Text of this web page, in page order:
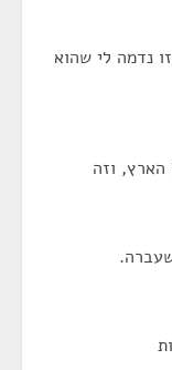
נדמה לי שהוא